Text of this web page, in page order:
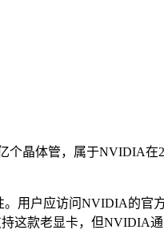
个晶体管，属于NVIDIA
用户应访问NVIDIA的官
这款老显卡，但NVIDIA